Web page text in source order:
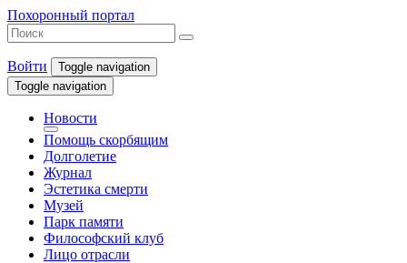
Похоронный портал
Войти
Toggle navigation
Toggle navigation
Новости
Помощь скорбящим
Долголетие
Журнал
Эстетика смерти
Музей
Парк памяти
Философский клуб
Лицо отрасли